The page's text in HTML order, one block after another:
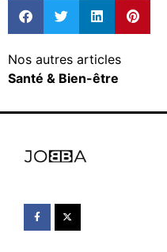
Nos autres articles
Santé & Bien-être